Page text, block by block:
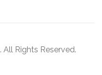
Rights Reserved.